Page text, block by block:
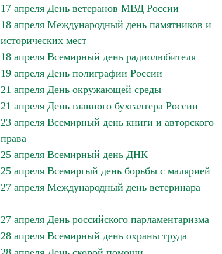
17 апреля День ветеранов МВД России
18 апреля Международный день памятников и
исторических мест
18 апреля Всемирный день радиолюбителя
19 апреля День полиграфии России
21 апреля День окружающей среды
21 апреля День главного бухгалтера России
23 апреля Всемирный день книги и авторского
права
25 апреля Всемирный день ДНК
25 апреля Всемиргый день борьбы с малярией
27 апреля Международный день ветеринара
27 апреля День российского парламентаризма
28 апреля Всемирный день охраны труда